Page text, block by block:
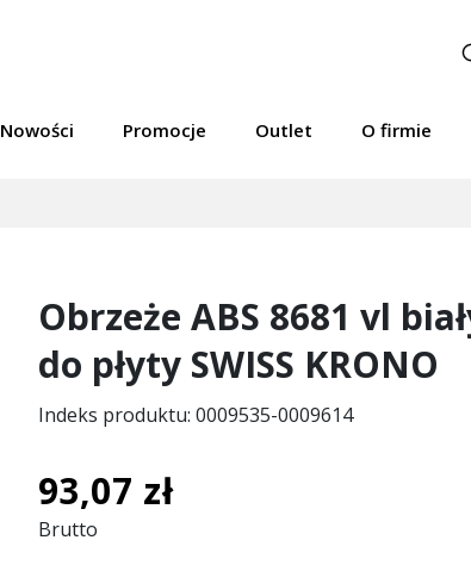
Nowości Promocje Outlet O firmie
Obrzeże ABS 8681 vl
do płyty SWISS KRONO
Indeks produktu: 0009535-0009614
93,07 zł
Brutto